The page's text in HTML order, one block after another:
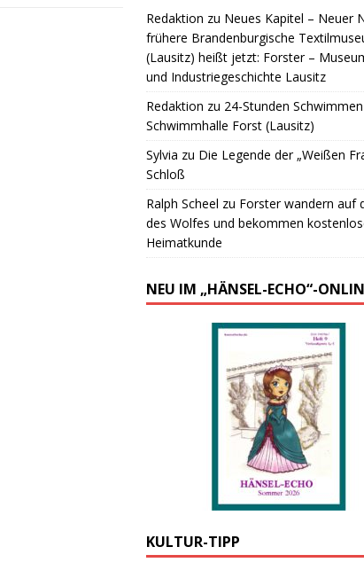
Redaktion zu Neues Kapitel – Neuer
frühere Brandenburgische
(Lausitz) heißt jetzt: Forster –
und Industriegeschichte Lausitz
Redaktion zu 24-Stunden
Schwimmhalle Forst (Lausitz)
Sylvia zu Die Legende der „Weißen
Schloß
Ralph Scheel zu Forster wandern auf
des Wolfes und bekommen
Heimatkunde
NEU IM „HÄNSEL-ECHO“-
KULTUR-TIPP